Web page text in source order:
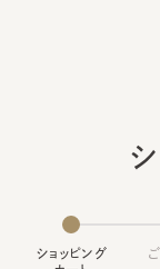
ショッピング